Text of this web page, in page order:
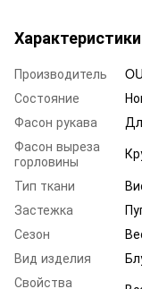
Характеристики
Производитель
Состояние
Фасон рукава
Фасон выреза
горловины
Тип ткани
Застежка
Сезон
Вид изделия
Свойства